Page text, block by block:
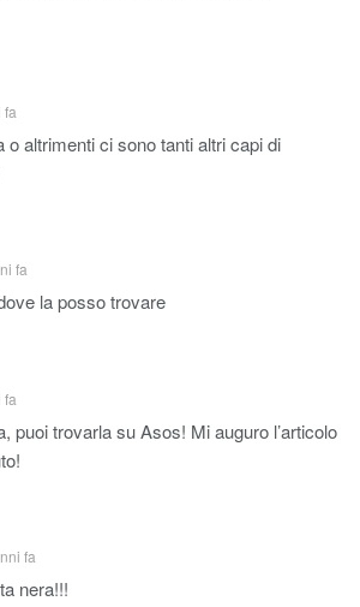
fa
o altrimenti ci sono tanti altri capi di
fa
la posso trovare
fa
puoi trovarla su Asos! Mi auguro l’articolo
fa
nera!!!